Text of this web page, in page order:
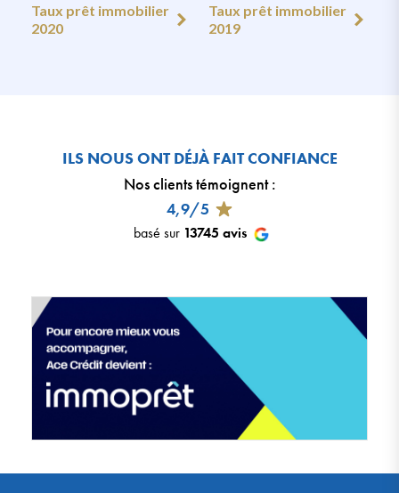
Taux prêt immobilier
2020
Taux prêt immobilier
2019
ILS NOUS ONT DÉJÀ FAIT CONFIANCE
Nos clients témoignent:
4,9/5
basé sur 13745 avis